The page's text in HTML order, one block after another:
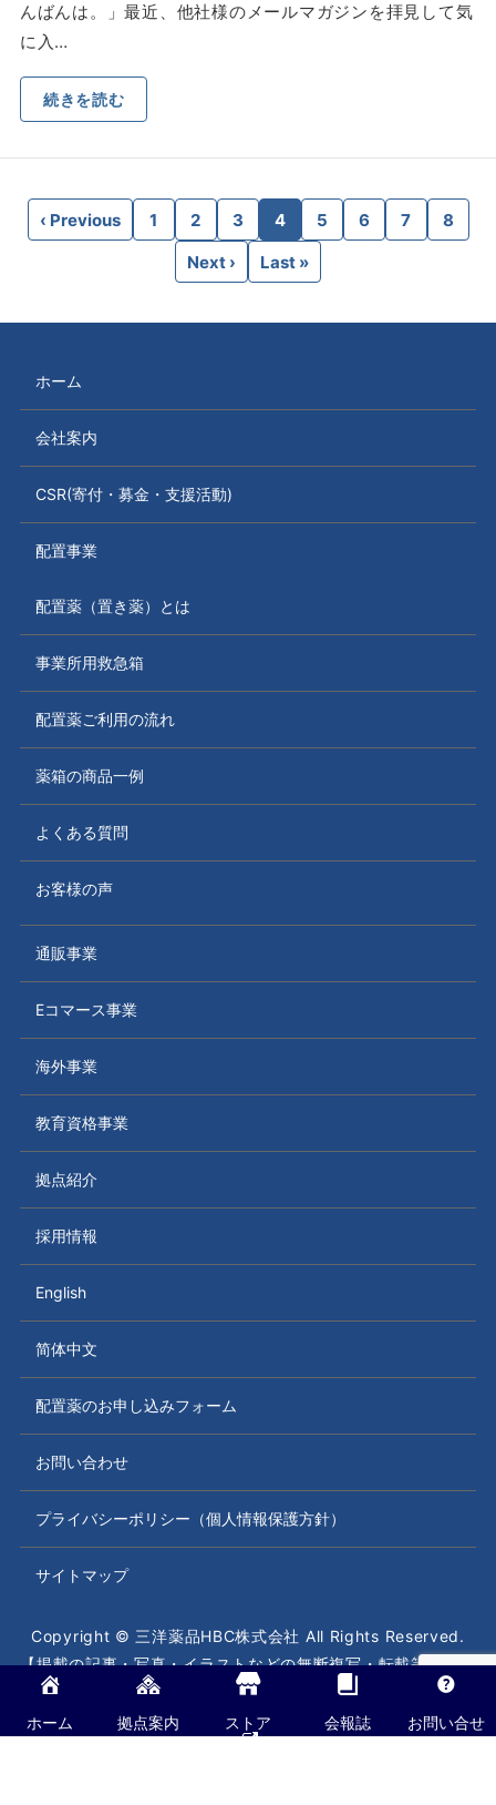
んばんは。」最近、他社様のメールマガジンを拝⾒して気
に⼊…
続きを読む
‹ Previous 1 2 3 4 5 6 7
8
Next ›
Last »
ホーム
会社案内
CSR(寄付・募金・支援活動)
配置事業
配置薬（置き薬）とは
事業所用救急箱
配置薬ご利用の流れ
薬箱の商品一例
よくある質問
お客様の声
通販事業
Eコマース事業
海外事業
教育資格事業
拠点紹介
採用情報
English
简体中文
配置薬のお申し込みフォーム
お問い合わせ
プライバシーポリシー（個人情報保護方針）
サイトマップ
Copyright © 三洋薬品HBC株式会社 All Rights Reserved.
【掲載の記事・写真・イラストなどの無断複写・転載等を禁じ
ます】
ホーム
拠点案内 ストア 会報誌 お問い合せ